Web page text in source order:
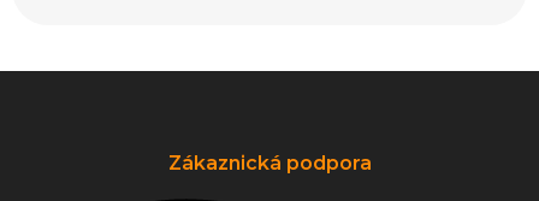
Zákaznická podpora